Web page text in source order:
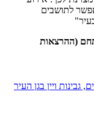
לתושבים
למתחם (ההרצאות
ויין בגן העיר